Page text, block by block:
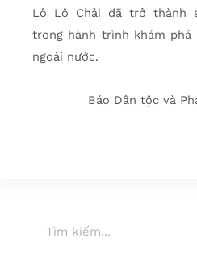
Lô Lô Chải đã trở thành
trong hành trình khám
ngoài nước.
Báo Dân tộc và